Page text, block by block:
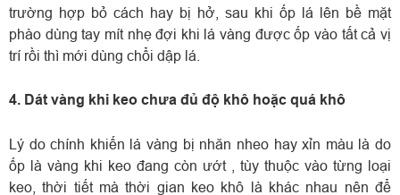
trường hợp bỏ cách hay bị hở, sau khi ốp lá lên bề mặt
phào dùng tay mít nhẹ đợi khi lá vàng được ốp vào tất cả vị
trí rồi thì mới dùng chổi dập lá.
4. Dát vàng khi keo chưa đủ độ khô hoặc quá khô
Lý do chính khiến lá vàng bị nhăn nheo hay xỉn màu là do
ốp là vàng khi keo đang còn ướt , tùy thuộc vào từng loại
keo, thời tiết mà thời gian keo khô là khác nhau nên để